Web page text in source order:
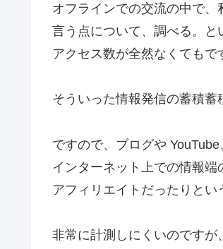
オフラインでの交流の中で
言う点について、調べる。
アクセス数が全然なくてもで
そういった情報発信の蓄積蓄
ですので、ブログや
インターネット上での情報
アフィリエイトだったりとい
非常に計測しにくいのです